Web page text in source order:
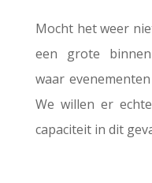
Mocht het weer
een grote
waar
We willen er
capaciteit in dit